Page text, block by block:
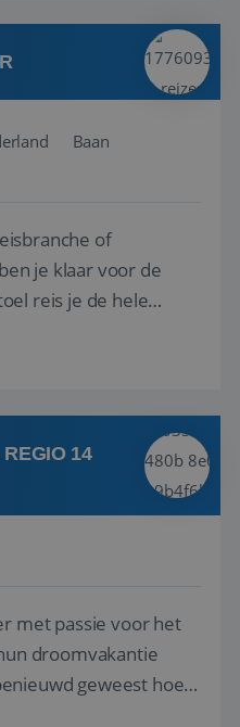
vragen ...
Baan
of
je klaar voor de
reis je de hele
en wat er in de
droomreis te
14
met passie voor het
droomvakantie
geweest hoe